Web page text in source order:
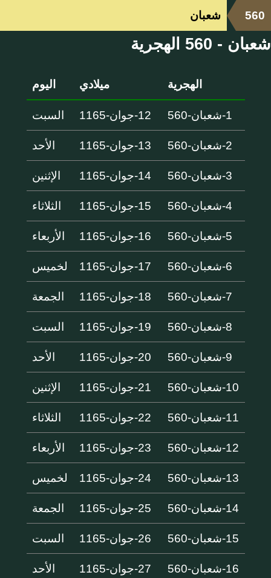
560 شعبان
شعبان - 560 الهجرية
الهجرية ميلادي اليوم
1-شعبان-560 12-جوان-1165 السبت
2-شعبان-560 13-جوان-1165 الأحد
3-شعبان-560 14-جوان-1165 الإثنين
4-شعبان-560 15-جوان-1165 الثلاثاء
5-شعبان-560 16-جوان-1165 الأربعاء
6-شعبان-560 17-جوان-1165 لخميس
7-شعبان-560 18-جوان-1165 الجمعة
8-شعبان-560 19-جوان-1165 السبت
9-شعبان-560 20-جوان-1165 الأحد
10-شعبان-560 21-جوان-1165 الإثنين
11-شعبان-560 22-جوان-1165 الثلاثاء
12-شعبان-560 23-جوان-1165 الأربعاء
13-شعبان-560 24-جوان-1165 لخميس
14-شعبان-560 25-جوان-1165 الجمعة
15-شعبان-560 26-جوان-1165 السبت
16-شعبان-560 27-جوان-1165 الأحد